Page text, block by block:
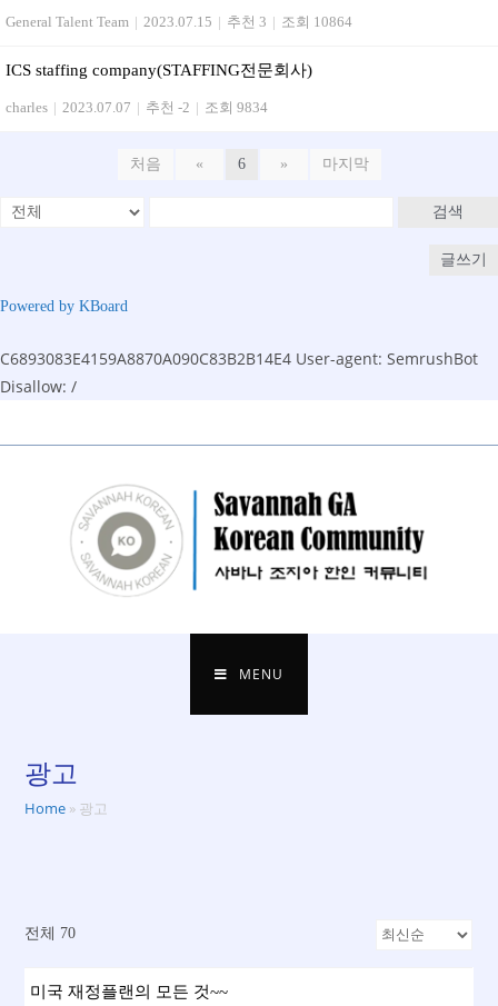
General Talent Team | 2023.07.15 | 추천 3 | 조회 10864
ICS staffing company(STAFFING전문회사)
charles | 2023.07.07 | 추천 -2 | 조회 9834
처음 « 6 » 마지막
검색
글쓰기
Powered by KBoard
C6893083E4159A8870A090C83B2B14E4 User-agent: SemrushBot
Disallow: /
to
MENU
광고
Home » 광고
전체 70
미국 재정플랜의 모든 것~~